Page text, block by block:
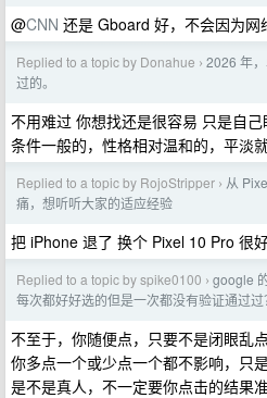
@CNN 还是 Gboard 好，不会因为网
Replied to a topic by Donahue › 2026 年
过的。
不用难过 你想找还是很容易 只是自
条件一般的，性格相对温和的，平淡就
Replied to a topic by RojoStripper › 从
痛，想听听大家的适应经验
把 iPhone 退了 换个 Pixel 10 Pro 很
Replied to a topic by spike0100 › google
每次都好好选的但是一次都没有验证通过过
不至于，你随便点，只要不是闭眼乱
你多点一个或少点一个都不影响，只
是不是真人，不一定要你点击的结果